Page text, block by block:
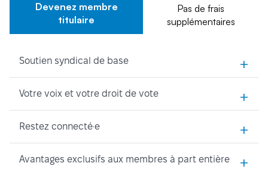
Devenez membre
titulaire
Pas de frais
supplémentaires
Soutien syndical de base +
Votre voix et votre droit de vote +
Restez connecté·e +
Avantages exclusifs aux membres à part entière +